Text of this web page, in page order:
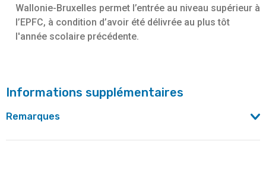
Wallonie-Bruxelles permet l’entrée au niveau supérieur à
l’EPFC, à condition d’avoir été délivrée au plus tôt
l'année scolaire précédente.
Informations supplémentaires
Remarques